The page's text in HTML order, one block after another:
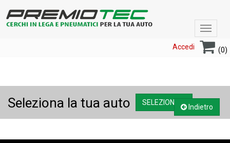
Toggle
Accedi
(0)
Seleziona la tua auto SELEZIONA....
Indietro